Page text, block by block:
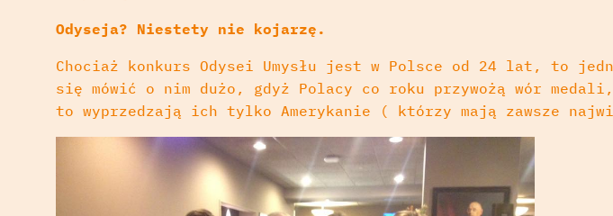
Odyseja? Niestety nie kojarzę.
Chociaż konkurs Odysei Umysłu jest w Polsce od 24 lat, to
się mówić o nim dużo, gdyż Polacy co roku przywożą wór
to wyprzedzają ich tylko Amerykanie ( którzy mają zawsze